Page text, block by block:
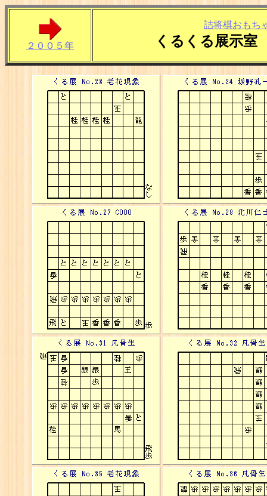
２００５年
詰将棋おもち
くるくる展示